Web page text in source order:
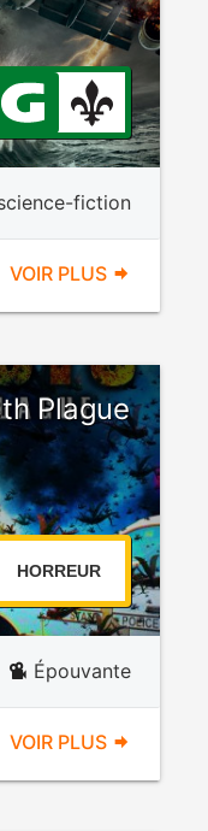
fiction
VOIR PLUS
Plague
HORREUR
Épouvante
VOIR PLUS